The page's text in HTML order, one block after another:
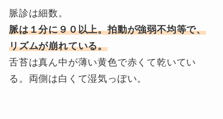
脈診は細数。
脈は１分に９０以上。拍動が強弱不均等で、
リズムが崩れている。
舌苔は真ん中が薄い黄色で赤くて乾いてい
る。両側は白くて湿気っぽい。